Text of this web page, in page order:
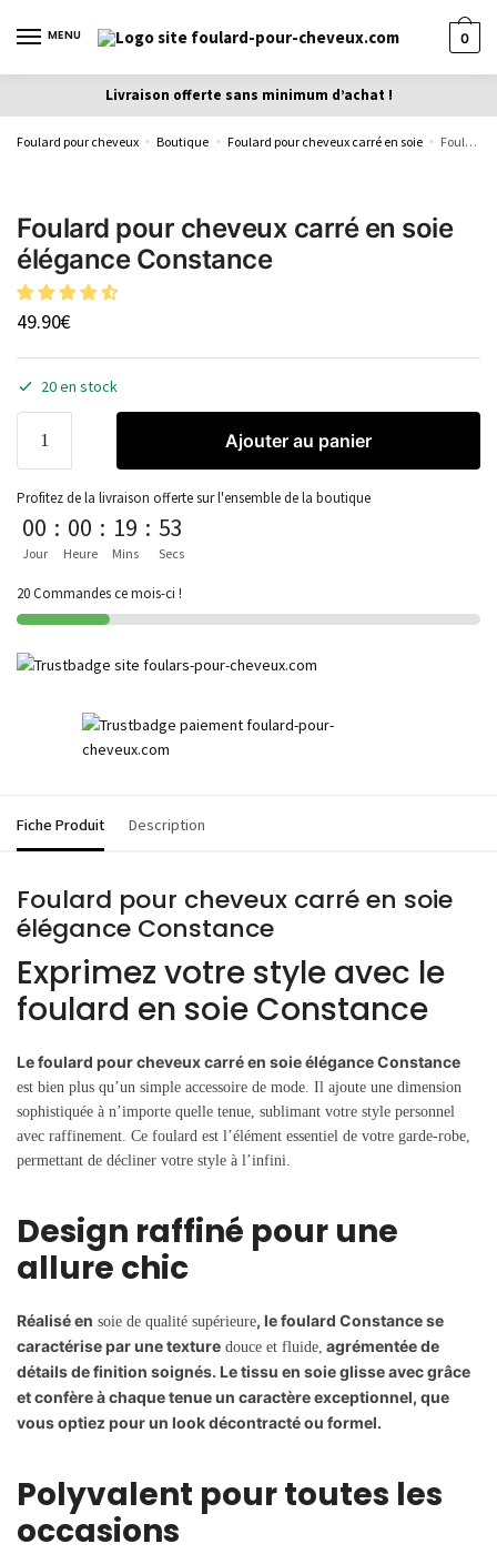
MENU 0
Livraison offerte sans minimum d’achat !
Foulard pour cheveux » Boutique » Foulard pour cheveux carré en soie » Foulard pour cheveux carré en soie élégance Constance
Foulard pour cheveux carré en soie
élégance Constance
49.90€
20 en stock
Ajouter au panier
Profitez de la livraison offerte sur l'ensemble de la boutique
00
Jour
: 00
Heure
: 19
Mins
: 53
Secs
20 Commandes ce mois-ci !
Fiche Produit Description
Foulard pour cheveux carré en soie
élégance Constance
Exprimez votre style avec le
foulard en soie Constance
Le foulard pour cheveux carré en soie élégance Constance
est bien plus qu’un simple accessoire de mode. Il ajoute une dimension
sophistiquée à n’importe quelle tenue, sublimant votre style personnel
avec raffinement. Ce foulard est l’élément essentiel de votre garde-robe,
permettant de décliner votre style à l’infini.
Design raffiné pour une
allure chic
Réalisé en soie de qualité supérieure, le foulard Constance se
caractérise par une texture douce et fluide, agrémentée de
détails de finition soignés. Le tissu en soie glisse avec grâce
et confère à chaque tenue un caractère exceptionnel, que
vous optiez pour un look décontracté ou formel.
Polyvalent pour toutes les
occasions